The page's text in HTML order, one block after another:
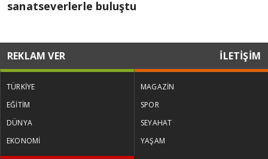
sanatseverlerle buluştu
REKLAM VER İLETİŞİM
TÜRKİYE
EĞİTİM
DÜNYA
EKONOMİ
MAGAZİN
SPOR
SEYAHAT
YAŞAM